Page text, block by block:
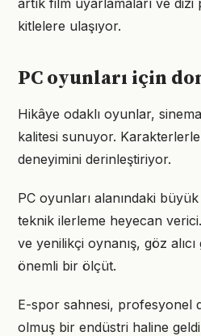
artık film uyarlamaları ve
kitlelere ulaşıyor.
PC oyunları için
Hikâye odaklı oyunlar,
kalitesi sunuyor.
deneyimini derinleştiriyor.
PC oyunları alanındaki
teknik ilerleme heyecan
ve yenilikçi oynanış, göz
önemli bir ölçüt.
E-spor sahnesi, profesyonel
olmuş bir endüstri haline